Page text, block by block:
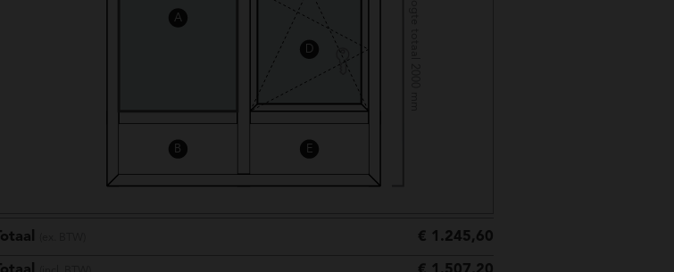
A
B
D
E
Totaal € 1.245,60